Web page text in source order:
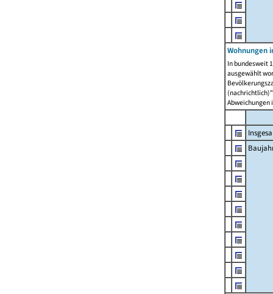
Wohnungen
In bundesweit
ausgewählt
Abweichungen